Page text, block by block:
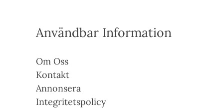
Användbar Information
Om Oss
Kontakt
Annonsera
Integritetspolicy